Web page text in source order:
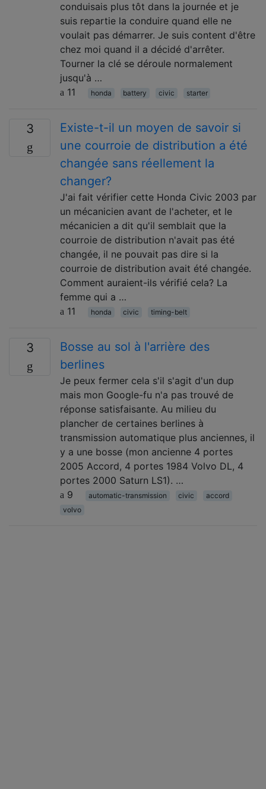
conduisais plus tôt dans la journée et je
suis repartie la conduire quand elle ne
voulait pas démarrer. Je suis content d'être
chez moi quand il a décidé d'arrêter.
Tourner la clé se déroule normalement
jusqu'à …
11
honda battery civic starter
3
Existe-t-il un moyen de savoir si
une courroie de distribution a été
changée sans réellement la
changer?
J'ai fait vérifier cette Honda Civic 2003 par
un mécanicien avant de l'acheter, et le
mécanicien a dit qu'il semblait que la
courroie de distribution n'avait pas été
changée, il ne pouvait pas dire si la
courroie de distribution avait été changée.
Comment auraient-ils vérifié cela? La
femme qui a …
11
honda civic timing-belt
3
Bosse au sol à l'arrière des
berlines
Je peux fermer cela s'il s'agit d'un dup
mais mon Google-fu n'a pas trouvé de
réponse satisfaisante. Au milieu du
plancher de certaines berlines à
transmission automatique plus anciennes, il
y a une bosse (mon ancienne 4 portes
2005 Accord, 4 portes 1984 Volvo DL, 4
portes 2000 Saturn LS1). …
9
automatic-transmission civic
accord
volvo